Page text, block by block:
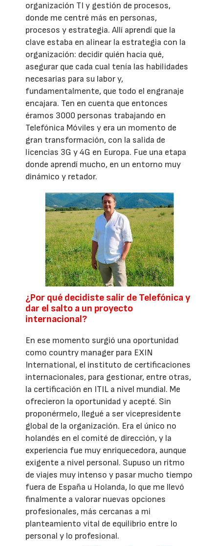
organización TI y gestión de procesos,
donde me centré más en personas,
procesos y estrategia. Allí aprendí que la
clave estaba en alinear la estrategia con la
organización: decidir quién hacia qué,
asegurar que cada cual tenía las habilidades
necesarias para su labor y,
fundamentalmente, que todo el engranaje
encajara. Ten en cuenta que entonces
éramos 3000 personas trabajando en
Telefónica Móviles y era un momento de
gran transformación, con la salida de
licencias 3G y 4G en Europa. Fue una etapa
donde aprendí mucho, en un entorno muy
dinámico y retador.
¿Por qué decidiste salir de Telefónica y
dar el salto a un proyecto
internacional?
En ese momento surgió una oportunidad
como country manager para EXIN
International, el instituto de certificaciones
internacionales, para gestionar, entre otras,
la certificación en ITIL a nivel mundial. Me
ofrecieron la oportunidad y acepté. Sin
proponérmelo, llegué a ser vicepresidente
global de la organización. Era el único no
holandés en el comité de dirección, y la
experiencia fue muy enriquecedora, aunque
exigente a nivel personal. Supuso un ritmo
de viajes muy intenso y pasar mucho tiempo
fuera de España u Holanda, lo que me llevó
finalmente a valorar nuevas opciones
profesionales, más cercanas a mi
planteamiento vital de equilibrio entre lo
personal y lo profesional.